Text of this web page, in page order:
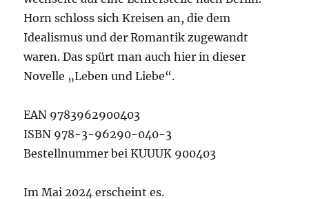
Horn schloss sich Kreisen an, die dem
Idealismus und der Romantik zugewandt
waren. Das spürt man auch hier in dieser
Novelle „Leben und Liebe“.
EAN 9783962900403
ISBN 978-3-96290-040-3
Bestellnummer bei KUUUK 900403
Im Mai 2024 erscheint es.